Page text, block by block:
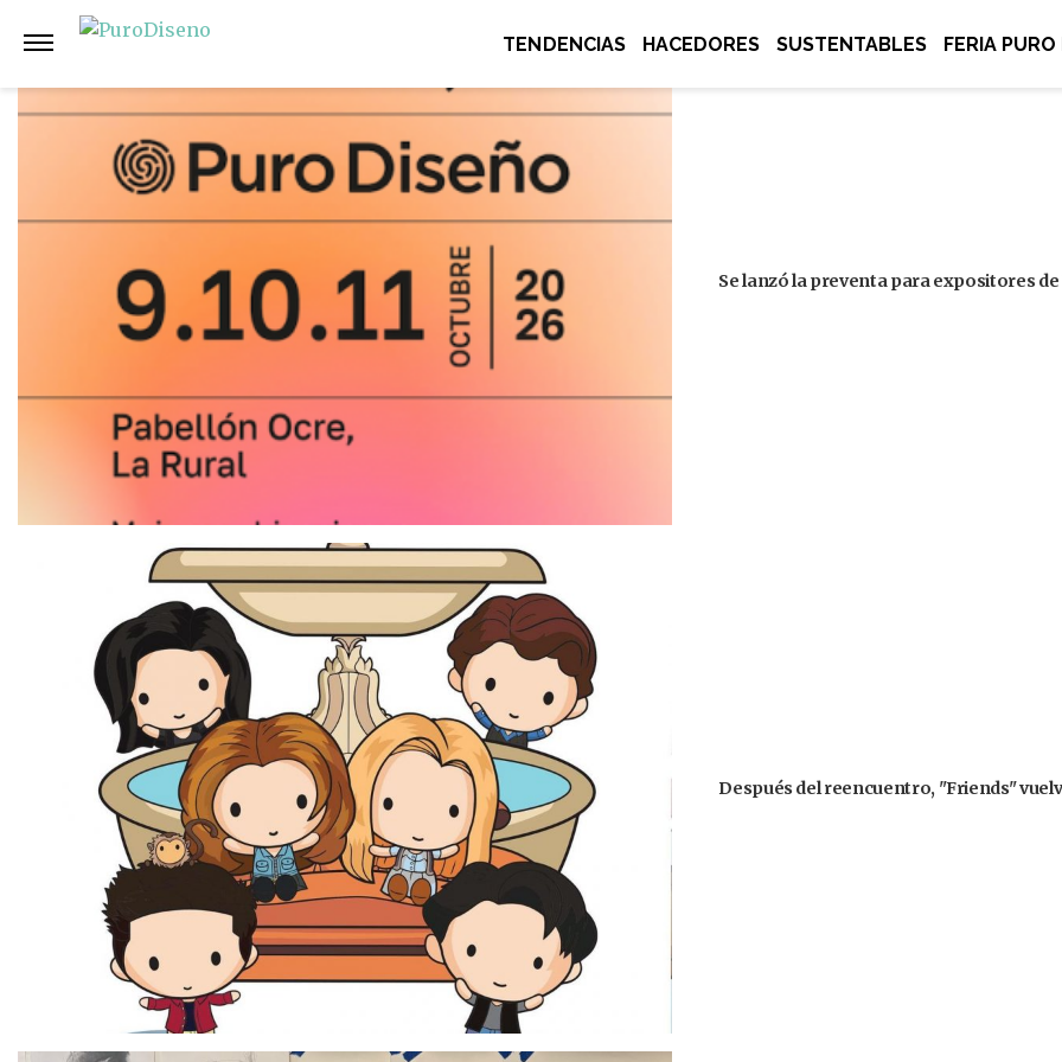
TENDENCIAS HACEDORES SUSTENTABLES FERIA
Anterior
Se lanzó la preventa para expositores
Después del reencuentro, "Friends"
Siguiente